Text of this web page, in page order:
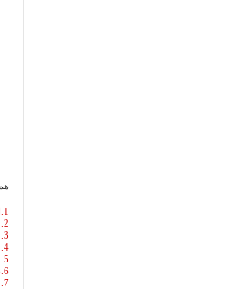
1.ایجاد کاربر
2. مدیریت گروه ها
3. مدیریت ثبت نام
4. جستجو
5. لیست کاربران
6.نمایش
7. حساب کاربر